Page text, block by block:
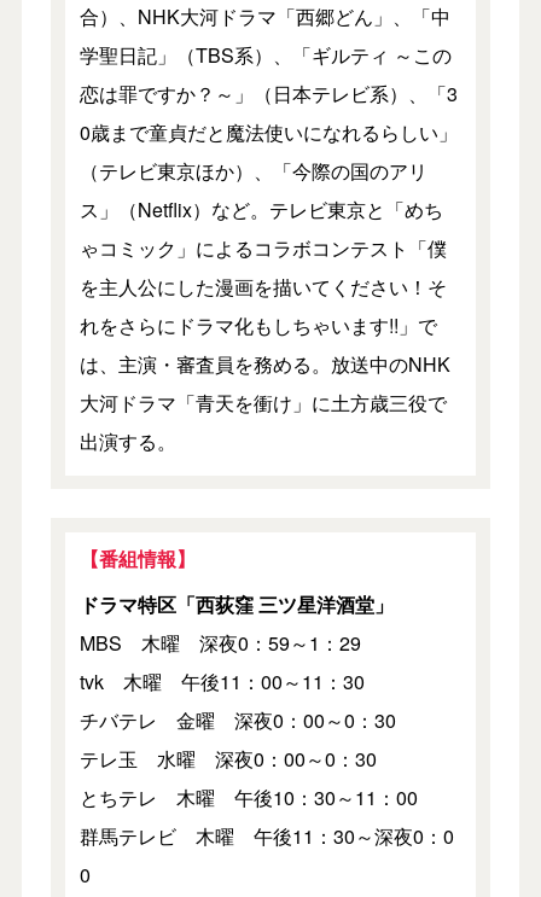
合）、NHK大河ドラマ「西郷どん」、「中
学聖日記」（TBS系）、「ギルティ ～この
恋は罪ですか？～」（日本テレビ系）、「3
0歳まで童貞だと魔法使いになれるらしい」
（テレビ東京ほか）、「今際の国のアリ
ス」（Netflix）など。テレビ東京と「めち
ゃコミック」によるコラボコンテスト「僕
を主人公にした漫画を描いてください！そ
れをさらにドラマ化もしちゃいます!!」で
は、主演・審査員を務める。放送中のNHK
大河ドラマ「青天を衝け」に土方歳三役で
出演する。
【番組情報】
ドラマ特区「西荻窪 三ツ星洋酒堂」
MBS 木曜 深夜0：59～1：29
tvk 木曜 午後11：00～11：30
チバテレ 金曜 深夜0：00～0：30
テレ玉 水曜 深夜0：00～0：30
とちテレ 木曜 午後10：30～11：00
群馬テレビ 木曜 午後11：30～深夜0：0
0